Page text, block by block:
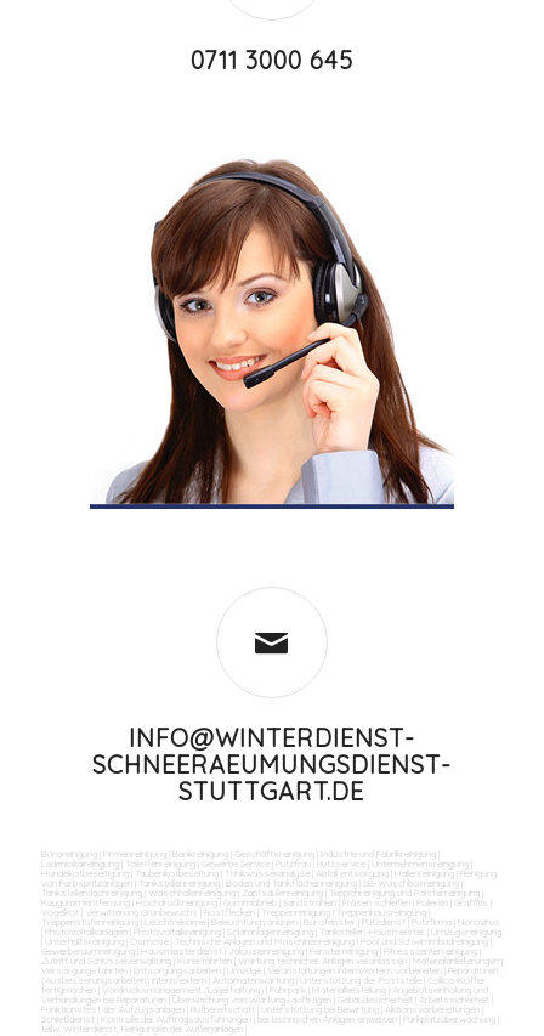
0711 3000 645
INFO@WINTERDIENST-
SCHNEERAEUMUNGSDIENST-
STUTTGART.DE
Büroreinigung| Firmenreinigung| Bankreinigung| Geschäftsreinigung| Industrie und Fabrikreinigung|
Ladenlokalreinigung| Toilettenreinigung| Gewerbe Service| Putzfrau| Putzservice| Unternehmensreinigung|
Hundekotbeseitigung| Taubenkotbeseitung| Trinkwasseranalyse| Abfall entsorgung| Hallenreinigung| Reinigung
von Farbspritzanlagen
Tankstellenreinigung| Boden und Tankflächenreinigung| SB-Waschboxreinigung|
Tankstellendachreinigung| Waschhallenreinigung| Zapfsäulenreinigung| Teppichreinigung und Polsterreinigung|
Kaugummientfernung| Hochdruckreinigung| Gummiabrieb| Sandstrahlen Fräsen schleifen Polieren Graffitis
Vogelkot
Verwitterung Grünbewuchs | Rostflecken Treppenreinigung| Treppenhausreinigung|
Treppenstufenreinigung| Leuchtreklame| Beleuchtungsanlagen Bürofenster Putzdienst |Putzfirma| Norovirus
Photovoltaikanlagen Photovoltaikreinigung| Solaranlagenreinigung| Tankstellen-Hausmeister
Umzugsreinigung
Unterhaltsreinigung| Osmose| Technische Anlagen und Maschinenreinigung| Pool und Schwimmbadreinigung|
Gewerberaumreinigung| Hausmeisterdienst Jalousienreinigung| Fensterreinigung| Fitnesscenterreinigung|
Zutritt und Schlüsselverwaltung| Kurierfahrten Wartung technicher Anlagen veranlassen Materialanlieferungen
Versorgungsfahrten
Entsorgungsarbeiten Umzüge| Veranstaltungen intern/extern vorbereiten
Reparaturen
(Ausbesserungsarbeiten) intern/extern
Automatenwartung| Unterstützung der Poststelle|
Collico-Koffer
fertigmachen
Vordrucksmanagement (Lagerhaltung)| Fuhrpark Materialbestellung| Angebotseinholung und
Verhandlungen bei Reparaturen |Überwachung von Wartungsaufträgen Gebäudesicherheit Arbeitssicherheit
Funktionstest der Aufzugsanlagen
Rufbereitschaft Unterstützung bei Bewirtung| Aktionsvorbereitungen
Schließdienst Kontrolle der Auftragsausführungen bei technischen Anlagen einweisen Parkplatzüberwachung|
teilw. Winterdienst, Reinigungen der Außenanlagen